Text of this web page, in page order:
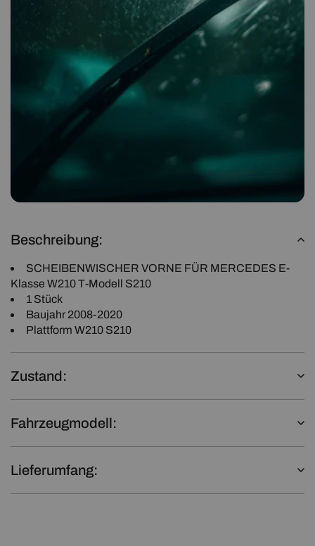
Beschreibung:
SCHEIBENWISCHER VORNE FÜR MERCEDES E-
Klasse W210 T-Modell S210
1 Stück
Baujahr 2008-2020
Plattform W210 S210
Zustand:
Fahrzeugmodell:
Lieferumfang: